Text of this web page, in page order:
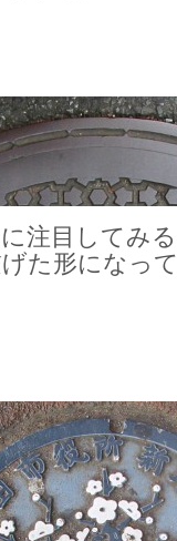
注目してみ
た形になっ